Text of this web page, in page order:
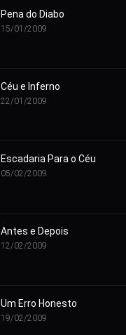
Pena do Diabo
15/01/2009
Céu e Inferno
22/01/2009
Escadaria Para o Céu
05/02/2009
Antes e Depois
12/02/2009
Um Erro Honesto
19/02/2009